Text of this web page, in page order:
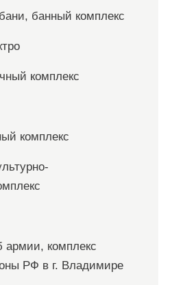
банный комплекс
комплекс
комплекс
армии, комплекс
РФ в г. Владимире